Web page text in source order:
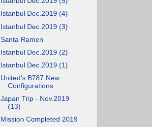
Istanbul Dec.2019 (4)
Istanbul Dec.2019 (3)
Santa Ramen
Istanbul Dec.2019 (2)
Istanbul Dec.2019 (1)
United's B787 New
Configurations
Japan Trip - Nov.2019
(13)
Mission Completed 2019